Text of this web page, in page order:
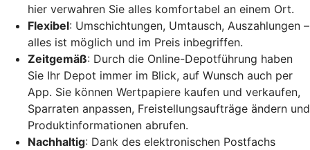
hier verwahren Sie alles komfortabel an einem Ort.
Flexibel: Umschichtungen, Umtausch, Auszahlungen –
alles ist möglich und im Preis inbegriffen.
Zeitgemäß: Durch die Online-Depotführung haben
Sie Ihr Depot immer im Blick, auf Wunsch auch per
App. Sie können Wertpapiere kaufen und verkaufen,
Sparraten anpassen, Freistellungsaufträge ändern und
Produktinformationen abrufen.
Nachhaltig: Dank des elektronischen Postfachs